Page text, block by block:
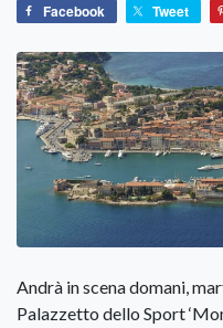
Facebook Tweet
Andrà in scena domani,
Palazzetto dello Sport